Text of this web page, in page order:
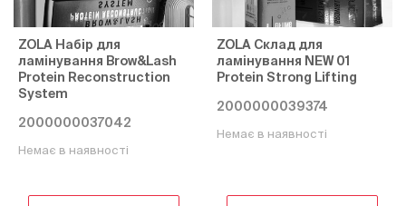
ZOLA Набір для
ламінування Brow&Lash
Protein Reconstruction
System
2000000037042
Немає в наявності
ZOLA Склад для
ламінування NEW 01
Protein Strong Lifting
2000000039374
Немає в наявності